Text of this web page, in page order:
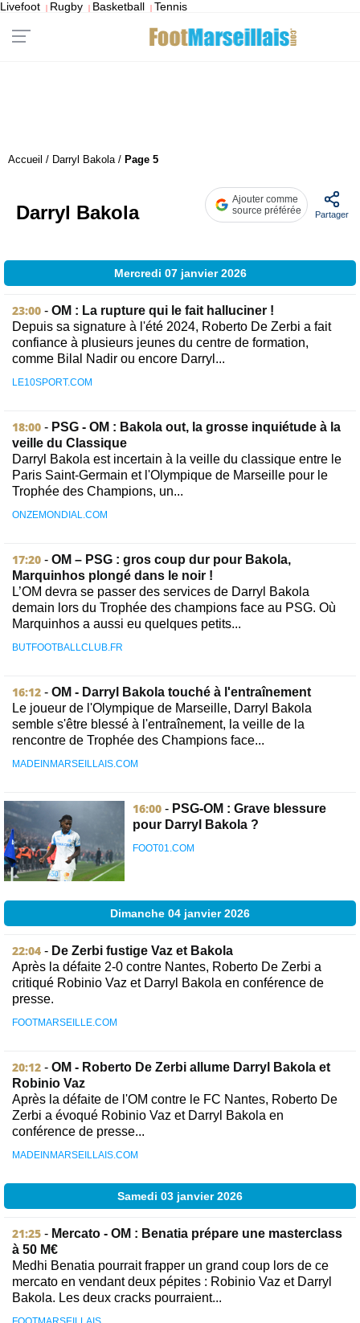
Livefoot | Rugby | Basketball | Tennis
Accueil / Darryl Bakola/ Page 5
Darryl Bakola
Ajouter comme
source préférée
Partager
Mercredi 07 janvier 2026
23:00 - OM : La rupture qui le fait halluciner !
Depuis sa signature à l'été 2024, Roberto De Zerbi a fait
confiance à plusieurs jeunes du centre de formation,
comme Bilal Nadir ou encore Darryl...
LE10SPORT.COM
18:00 - PSG - OM : Bakola out, la grosse inquiétude à la
veille du Classique
Darryl Bakola est incertain à la veille du classique entre le
Paris Saint-Germain et l'Olympique de Marseille pour le
Trophée des Champions, un...
ONZEMONDIAL.COM
17:20 - OM – PSG : gros coup dur pour Bakola,
Marquinhos plongé dans le noir !
L’OM devra se passer des services de Darryl Bakola
demain lors du Trophée des champions face au PSG. Où
Marquinhos a aussi eu quelques petits...
BUTFOOTBALLCLUB.FR
16:12 - OM - Darryl Bakola touché à l'entraînement
Le joueur de l'Olympique de Marseille, Darryl Bakola
semble s'être blessé à l'entraînement, la veille de la
rencontre de Trophée des Champions face...
MADEINMARSEILLAIS.COM
16:00 - PSG-OM : Grave blessure
pour Darryl Bakola ?
FOOT01.COM
Dimanche 04 janvier 2026
22:04 - De Zerbi fustige Vaz et Bakola
Après la défaite 2-0 contre Nantes, Roberto De Zerbi a
critiqué Robinio Vaz et Darryl Bakola en conférence de
presse.
FOOTMARSEILLE.COM
20:12 - OM - Roberto De Zerbi allume Darryl Bakola et
Robinio Vaz
Après la défaite de l'OM contre le FC Nantes, Roberto De
Zerbi a évoqué Robinio Vaz et Darryl Bakola en
conférence de presse...
MADEINMARSEILLAIS.COM
Samedi 03 janvier 2026
21:25 - Mercato - OM : Benatia prépare une masterclass
à 50 M€
Medhi Benatia pourrait frapper un grand coup lors de ce
mercato en vendant deux pépites : Robinio Vaz et Darryl
Bakola. Les deux cracks pourraient...